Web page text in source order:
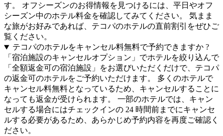
す。 オフシーズンのお得情報を見つけるには、平日やオフ
シーズン中のホテル料金を確認してみてください。 気まま
な旅がお好みであれば、テコパのホテルの直前割引をぜひご
覧ください。
テコパのホテルをキャンセル料無料で予約できますか ?
「宿泊施設のキャンセルオプション」でホテルを絞り込んで
「全額返金可の宿泊施設」をお選びいただくだけで、テコパ
の返金可のホテルをご予約いただけます。 多くのホテルで
キャンセル料無料となっているため、キャンセルすることに
なっても返金が受けられます。 一部のホテルでは、キャン
セルする場合にはチェックインの 24 時間前までにキャンセ
ルする必要があるため、あらかじめ予約内容を再度ご確認く
ださい。